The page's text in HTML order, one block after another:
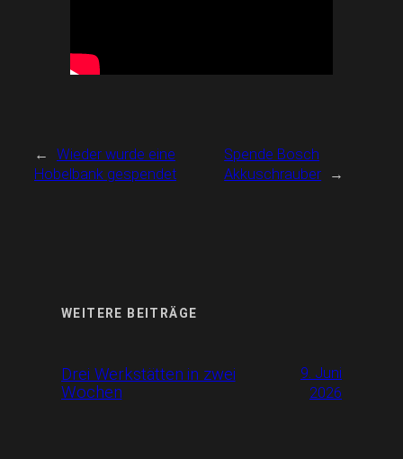
←
Wieder wurde eine
Hobelbank gespendet
Spende Bosch
Akkuschrauber
→
WEITERE BEITRÄGE
Drei Werkstätten in zwei
Wochen
9. Juni
2026